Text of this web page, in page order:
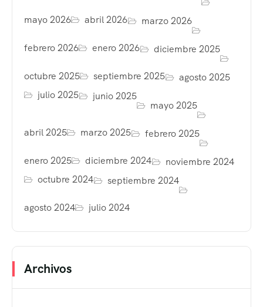
mayo 2026 abril 2026 marzo 2026
febrero 2026 enero 2026 diciembre 2025
octubre 2025 septiembre 2025
agosto 2025
julio 2025
junio 2025
mayo 2025
abril 2025 marzo 2025 febrero 2025
enero 2025 diciembre 2024
noviembre 2024
octubre 2024
septiembre 2024
agosto 2024 julio 2024
Archivos